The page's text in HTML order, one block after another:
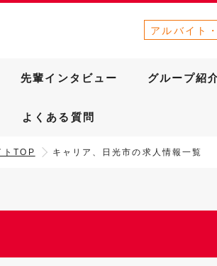
アルバイト
先輩インタビュー グループ紹
よくある質問
トTOP キャリア、日光市の求人情報一覧